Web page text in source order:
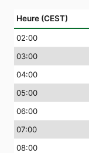
Heure (CEST)
02:00
03:00
04:00
05:00
06:00
07:00
08:00